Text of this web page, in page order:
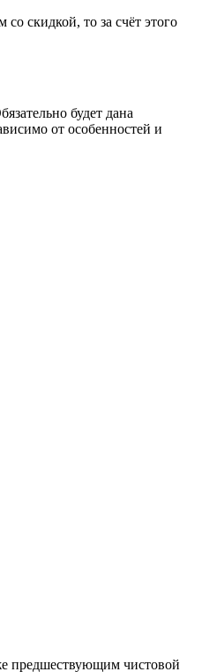
скидкой, то за счёт этого
будет дана
от особенностей и
предшествующим чистовой